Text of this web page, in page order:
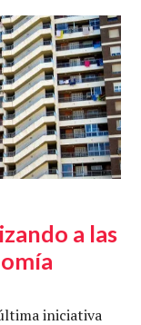
a las
iniciativa